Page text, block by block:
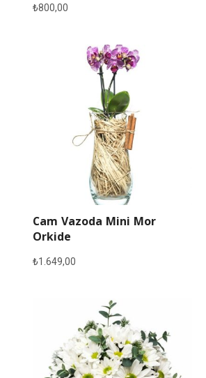
₺800,00
Cam Vazoda Mini Mor
Orkide
₺1.649,00